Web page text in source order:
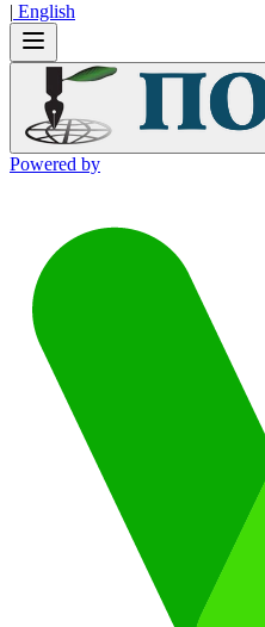
| Εnglish
Powered by